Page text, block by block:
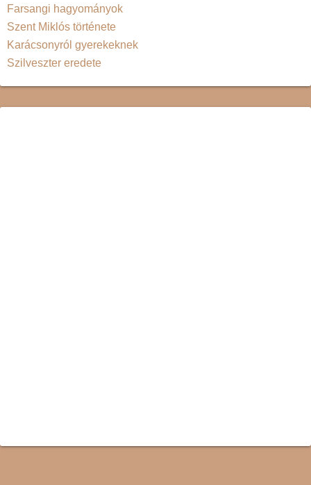
Farsangi hagyományok
Szent Miklós története
Karácsonyról gyerekeknek
Szilveszter eredete